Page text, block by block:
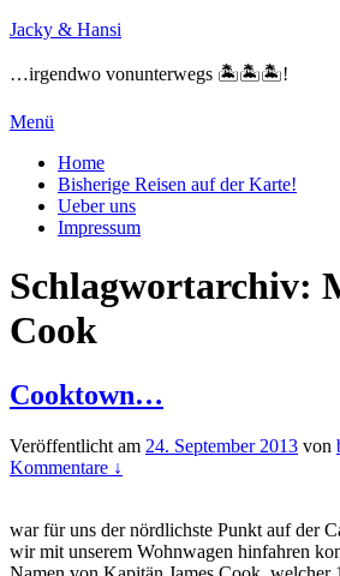
Zum
springen
Jacky & Hansi
…irgendwo vonunterwegs 🏝🏝🏝!
Menü
Primäres
Menü
Home
Bisherige Reisen auf der Karte!
Ueber uns
Impressum
Schlagwortarchiv:
Cook
Cooktown…
Veröffentlicht am 24. September 2013 von
Kommentare ↓
war für uns der nördlichste Punkt auf der
wir mit unserem Wohnwagen hinfahren